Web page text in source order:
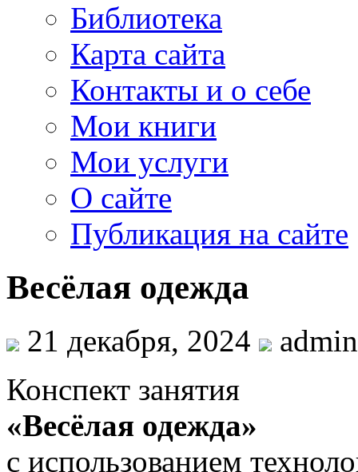
Библиотека
Карта сайта
Контакты и о себе
Мои книги
Мои услуги
О сайте
Публикация на сайте
Весёлая одежда
21 декабря, 2024
admin
Конспект занятия
«Весёлая одежда»
с использованием